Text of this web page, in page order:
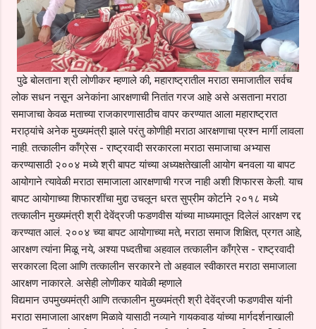
पुढे बोलताना श्री लोणीकर म्हणाले की, महाराष्ट्रातील मराठा समाजातील सर्वच
लोक सधन नसून अनेकांना आरक्षणाची नितांत गरज आहे असे असताना मराठा
समाजाचा केवळ मताच्या राजकारणासाठीच वापर करण्यात आला महाराष्ट्रात
मराठ्यांचे अनेक मुख्यमंत्री झाले परंतु कोणीही मराठा आरक्षणाचा प्रश्न मार्गी लावला
नाही. तत्कालीन कॉंग्रेस - राष्ट्रवादी सरकारला मराठा समाजाचा अभ्यास
करण्यासाठी २००४ मध्ये श्री बापट यांच्या अध्यक्षतेखाली आयोग बनवला या बापट
आयोगाने त्यावेळी मराठा समाजाला आरक्षणाची गरज नाही अशी शिफारस केली. याच
बापट आयोगाच्या शिफारशींचा मुद्दा उचलून धरत सुप्रीम कोर्टाने २०१८ मध्ये
तत्कालीन मुख्यमंत्री श्री देवेंद्रजी फडणवीस यांच्या माध्यमातून दिलेलं आरक्षण रद्द
करण्यात आलं. २००४ च्या बापट आयोगाच्या मते, मराठा समाज शिक्षित, प्रगत आहे,
आरक्षण त्यांना मिळू नये, अश्या पध्दतीचा अहवाल तत्कालीन काँग्रेस - राष्ट्रवादी
सरकारला दिला आणि तत्कालीन सरकारने तो अहवाल स्वीकारत मराठा समाजाला
आरक्षण नाकारले. असेही लोणीकर यावेळी म्हणाले
विद्यमान उपमुख्यमंत्री आणि तत्कालीन मुख्यमंत्री श्री देवेंद्रजी फडणवीस यांनी
मराठा समाजाला आरक्षण मिळावे यासाठी नव्याने गायकवाड यांच्या मार्गदर्शनाखाली